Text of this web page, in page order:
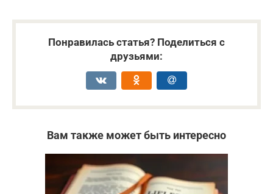
Понравилась статья? Поделиться с
друзьями:
Вам также может быть интересно